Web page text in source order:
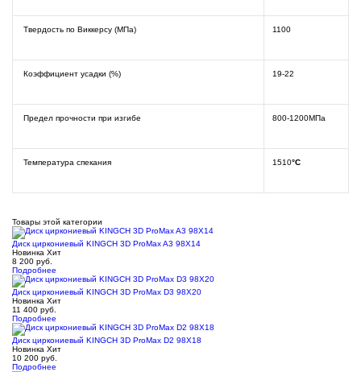
Твердость по Виккерсу (МПа) 1100
Коэффициент усадки (%) 19-22
Предел прочности при изгибе 800-1200МПа
Температура спекания 1510°C
Товары этой категории
Диск циркониевый KINGCH 3D ProMax A3 98X14
Новинка Хит
8 200 руб.
Подробнее
Диск циркониевый KINGCH 3D ProMax D3 98X20
Новинка Хит
11 400 руб.
Подробнее
Диск циркониевый KINGCH 3D ProMax D2 98X18
Новинка Хит
10 200 руб.
Подробнее